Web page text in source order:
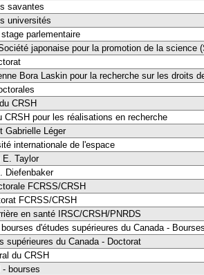
savantes
universités
parlementaire
japonaise pour la promotion de la science
Bora Laskin pour la recherche sur les droits
CRSH
CRSH pour les réalisations en recherche
Gabrielle Léger
internationale de l'espace
E. Taylor
Diefenbaker
FCRSS/CRSH
FCRSS/CRSH
en santé IRSC/CRSH/PNRDS
d'études supérieures du Canada -
supérieures du Canada - Doctorat
du CRSH
- bourses